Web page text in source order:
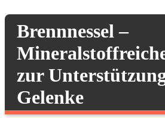
Brennnessel –
zur
Gelenke